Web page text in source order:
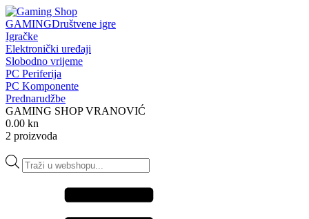
GAMINGDruštvene igre
Igračke
Elektronički uređaji
Slobodno vrijeme
PC Periferija
PC Komponente
Prednarudžbe
GAMING SHOP VRANOVIĆ
0.00 kn
2 proizvoda
Products
search